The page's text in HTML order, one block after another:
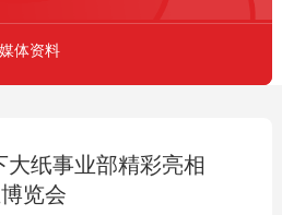
体资料
纸事业部精彩亮相
览会